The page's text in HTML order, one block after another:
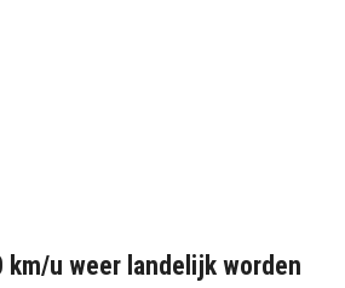
km/u weer landelijk worden